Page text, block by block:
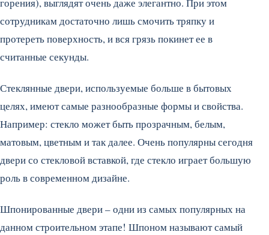
горения), выглядят очень даже элегантно. При этом
сотрудникам достаточно лишь смочить тряпку и
протереть поверхность, и вся грязь покинет ее в
считанные секунды.
Стеклянные двери, используемые больше в бытовых
целях, имеют самые разнообразные формы и свойства.
Например: стекло может быть прозрачным, белым,
матовым, цветным и так далее. Очень популярны сегодня
двери со стекловой вставкой, где стекло играет большую
роль в современном дизайне.
Шпонированные двери – одни из самых популярных на
данном строительном этапе! Шпоном называют самый